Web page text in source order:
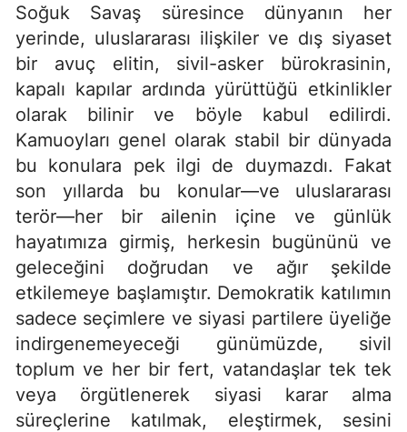
Soğuk Savaş süresince dünyanın her
yerinde, uluslararası ilişkiler ve dış siyaset
bir avuç elitin, sivil-asker bürokrasinin,
kapalı kapılar ardında yürüttüğü etkinlikler
olarak bilinir ve böyle kabul edilirdi.
Kamuoyları genel olarak stabil bir dünyada
bu konulara pek ilgi de duymazdı. Fakat
son yıllarda bu konular—ve uluslararası
terör—her bir ailenin içine ve günlük
hayatımıza girmiş, herkesin bugününü ve
geleceğini doğrudan ve ağır şekilde
etkilemeye başlamıştır. Demokratik katılımın
sadece seçimlere ve siyasi partilere üyeliğe
indirgenemeyeceği günümüzde, sivil
toplum ve her bir fert, vatandaşlar tek tek
veya örgütlenerek siyasi karar alma
süreçlerine katılmak, eleştirmek, sesini